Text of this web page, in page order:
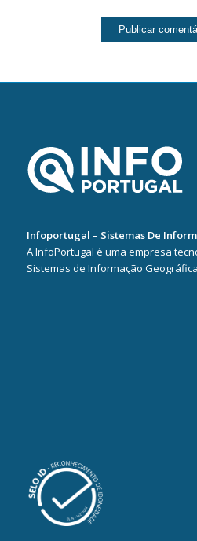
Infoportugal – Sistemas De
A InfoPortugal é uma empresa
Sistemas de Informação